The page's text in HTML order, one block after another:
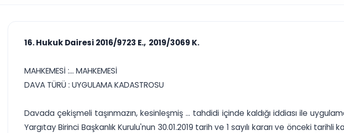
16. Hukuk Dairesi 2016/9723 E., 2019/3069 K.
MAHKEMESİ :... MAHKEMESİ
DAVA TÜRÜ : UYGULAMA KADASTROSU
Davada çekişmeli taşınmazın, kesinleşmiş ... tahdidi içinde kaldığı iddiası ile
Yargıtay Birinci Başkanlık Kurulu'nun 30.01.2019 tarih ve 1 sayılı kararı ve önceki